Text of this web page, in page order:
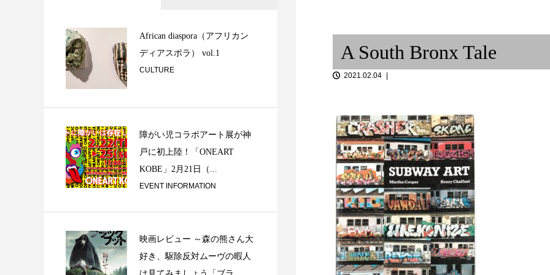
北京遊学記 (1)
飲みで、私と。その4
ると、この
独り言 ② 集まれ動物の森
A South Bronx Tale
2021.02.04
African diaspora（アフリカン
ディアスポラ） vol.1
CULTURE
障がい児コラボアート展が神
戸に初上陸！「ONEART
KOBE」2月21日（...
EVENT INFORMATION
映画レビュー ～森の熊さん大
好き、駆除反対ムーヴの暇人